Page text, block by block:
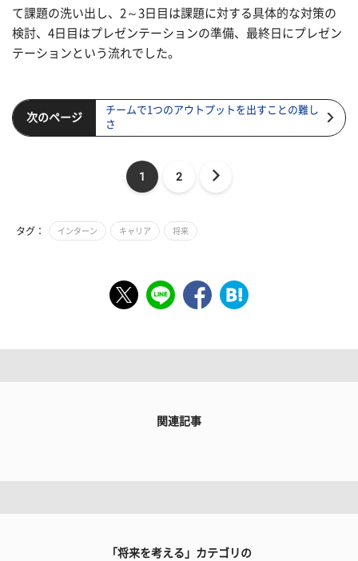
て課題の洗い出し、2～3日目は課題に対する具体的な対策の
検討、4日目はプレゼンテーションの準備、最終日にプレゼン
テーションという流れでした。
次のページ
チームで1つのアウトプットを出すことの難し
さ
1 2
タグ： インターン キャリア 将来
関連記事
「将来を考える」カテゴリの